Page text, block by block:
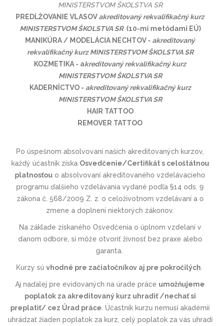
MINISTERSTVOM ŠKOLSTVA SR
PREDĹŽOVANIE VLASOVakreditovaný rekvalifikačný kurz
MINISTERSTVOM ŠKOLSTVA SR(10-mi metódami EÚ)
MANIKÚRA / MODELÁCIA NECHTOV - akreditovaný
rekvalifikačný kurz MINISTERSTVOM ŠKOLSTVA SR
KOZMETIKA - akreditovaný rekvalifikačný kurz
MINISTERSTVOM ŠKOLSTVA SR
KADERNÍCTVO - akreditovaný rekvalifikačný kurz
MINISTERSTVOM ŠKOLSTVA SR
HAIR TATTOO
REMOVER TATTOO
Po úspešnom absolvovaní našich akreditovaných kurzov,
každý účastník získa Osvedčenie/Certifikát s celoštátnou
platnosťou o absolvovaní akreditovaného vzdelávacieho
programu ďalšieho vzdelávania vydané podľa §14 ods. 9
zákona č. 568/2009 Z. z. o celoživotnom vzdelávaní a o
zmene a doplnení niektorých zákonov.
Na základe získaného Osvedčenia o úplnom vzdelaní v
danom odbore, si môže otvoriť živnosť bez praxe alebo
garanta.
Kurzy sú vhodné pre začiatočníkov aj pre pokročilých
Aj naďalej pre evidovaných na úrade práce umožňujeme
poplatok za akreditovaný kurz uhradiť /nechať si
preplatiť/ cez Úrad práce . Účastník kurzu nemusí akadémií
uhrádzať žiaden poplatok za kurz, celý poplatok za vás uhradí